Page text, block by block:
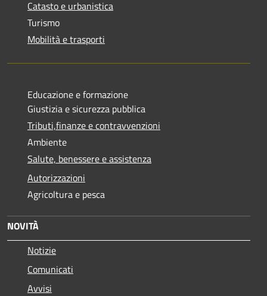
Catasto e urbanistica
Turismo
Mobilità e trasporti
Educazione e formazione
Giustizia e sicurezza pubblica
Tributi,finanze e contravvenzioni
Ambiente
Salute, benessere e assistenza
Autorizzazioni
Agricoltura e pesca
NOVITÀ
Notizie
Comunicati
Avvisi